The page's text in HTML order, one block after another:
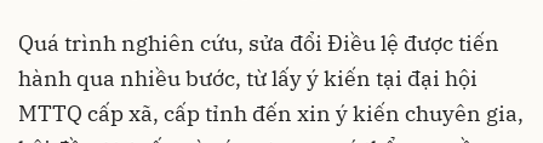
Quá trình nghiên cứu, sửa đổi Điều lệ được tiến
hành qua nhiều bước, từ lấy ý kiến tại đại hội
MTTQ cấp xã, cấp tỉnh đến xin ý kiến chuyên gia,